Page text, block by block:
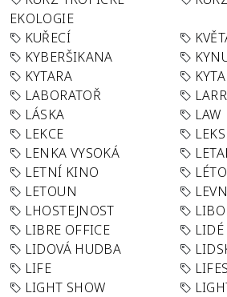
EKOLOGIE
KUŘECÍ
KYBERŠIKANA
KYTARA
LABORATOŘ
LÁSKA
LAW
LEKCE
LENKA VYSOKÁ
LETNÍ KINO
LÉTO
LETOUN
LHOSTEJNOST
LIBRE OFFICE
LIDÉ
LIDOVÁ HUDBA
LIFE
LIGHT SHOW